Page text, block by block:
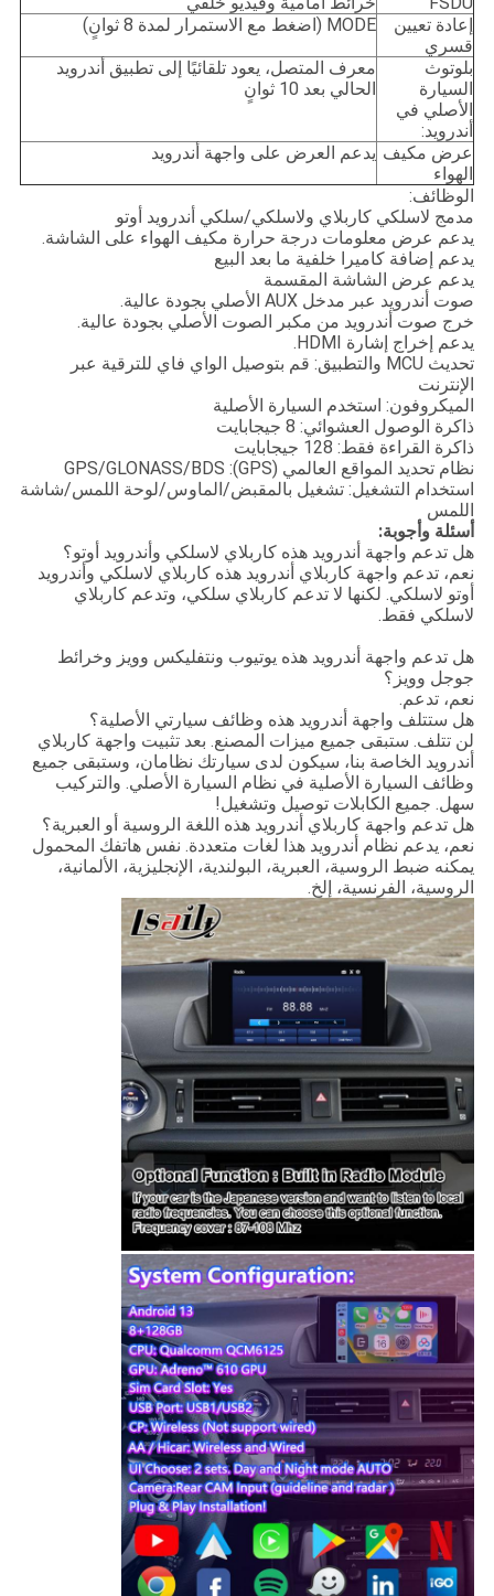
إعادة تعيين
قسري
MODE (اضغط مع الاستمرار لمدة 8 ثوانٍ)
بلوتوث
السيارة
الأصلي في
أندرويد:
معرف المتصل، يعود تلقائيًا إلى تطبيق أندرويد
الحالي بعد 10 ثوانٍ
عرض مكيف
الهواء
يدعم العرض على واجهة أندرويد
الوظائف:
مدمج لاسلكي كاربلاي ولاسلكي/سلكي أندرويد أوتو
يدعم عرض معلومات درجة حرارة مكيف الهواء على الشاشة.
يدعم إضافة كاميرا خلفية ما بعد البيع
يدعم عرض الشاشة المقسمة
صوت أندرويد عبر مدخل AUX الأصلي بجودة عالية.
خرج صوت أندرويد من مكبر الصوت الأصلي بجودة عالية.
يدعم إخراج إشارة HDMI.
تحديث MCU والتطبيق: قم بتوصيل الواي فاي للترقية عبر
الإنترنت
الميكروفون: استخدم السيارة الأصلية
ذاكرة الوصول العشوائي: 8 جيجابايت
ذاكرة القراءة فقط: 128 جيجابايت
نظام تحديد المواقع العالمي (GPS): GPS/GLONASS/BDS
استخدام التشغيل: تشغيل بالمقبض/الماوس/لوحة اللمس/شاشة
اللمس
أسئلة وأجوبة:
هل تدعم واجهة أندرويد هذه كاربلاي لاسلكي وأندرويد أوتو؟
نعم، تدعم واجهة كاربلاي أندرويد هذه كاربلاي لاسلكي وأندرويد
أوتو لاسلكي. لكنها لا تدعم كاربلاي سلكي، وتدعم كاربلاي
لاسلكي فقط.
هل تدعم واجهة أندرويد هذه يوتيوب ونتفليكس وويز وخرائط
جوجل وويز؟
نعم، تدعم.
هل ستتلف واجهة أندرويد هذه وظائف سيارتي الأصلية؟
لن تتلف. ستبقى جميع ميزات المصنع. بعد تثبيت واجهة كاربلاي
أندرويد الخاصة بنا، سيكون لدى سيارتك نظامان، وستبقى جميع
وظائف السيارة الأصلية في نظام السيارة الأصلي. والتركيب
سهل. جميع الكابلات توصيل وتشغيل!
هل تدعم واجهة كاربلاي أندرويد هذه اللغة الروسية أو العبرية؟
نعم، يدعم نظام أندرويد هذا لغات متعددة. نفس هاتفك المحمول
يمكنه ضبط الروسية، العبرية، البولندية، الإنجليزية، الألمانية،
الروسية، الفرنسية، إلخ.